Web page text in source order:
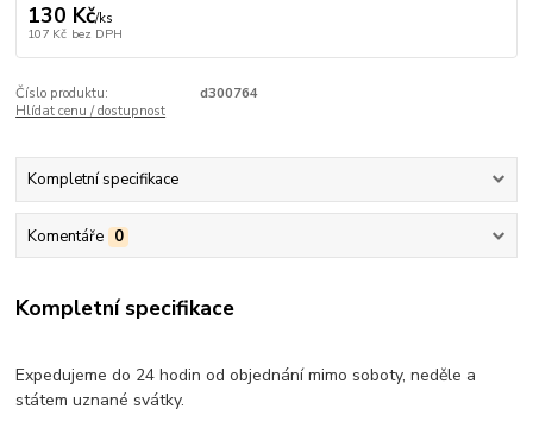
130 Kč/ks
107 Kč bez DPH
Číslo produktu:
d300764
Hlídat cenu / dostupnost
Kompletní specifikace
Komentáře 0
Kompletní specifikace
Expedujeme do 24 hodin od objednání mimo soboty, neděle a
státem uznané svátky.